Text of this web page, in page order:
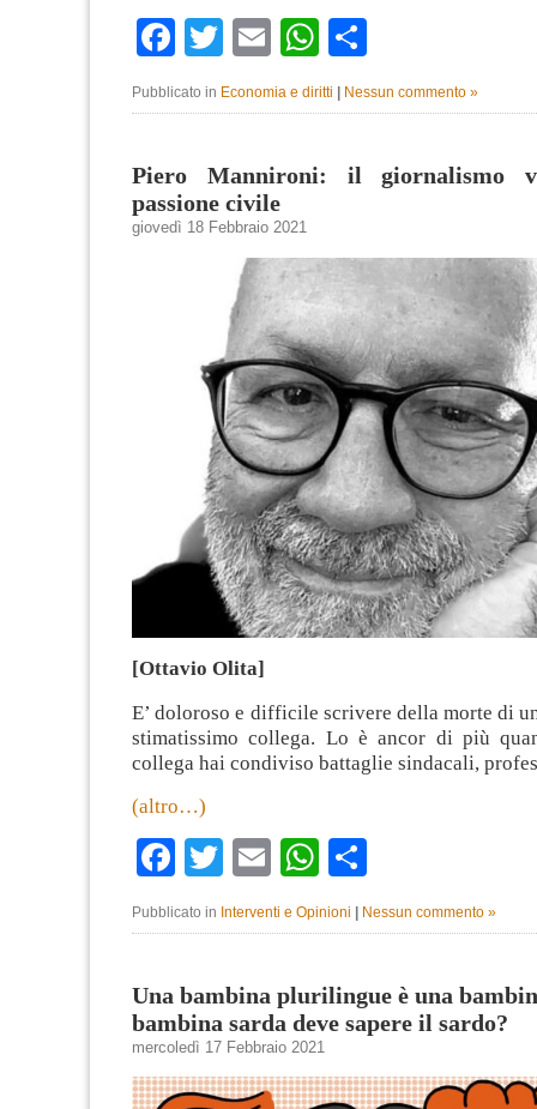
Facebook
TwitterEmailWhatsApp
Pubblicato in Economia e diritti Nessun commento »
Piero Mannironi: il giornalismo
passione civile
giovedì 18 Febbraio 2021
[Ottavio Olita]
E’ doloroso e difficile scrivere della morte di
stimatissimo collega. Lo è ancor di più
collega hai condiviso battaglie sindacali,
(altro…)
Facebook
TwitterEmailWhatsApp
Pubblicato in Interventi e Opinioni Nessun commento »
Una bambina plurilingue è una
bambina sarda deve sapere il sardo?
mercoledì 17 Febbraio 2021